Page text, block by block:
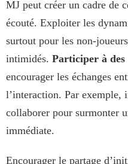
MJ peut créer un cadre de
écouté. Exploiter les
surtout pour les non-
intimidés. Participer à des
encourager les échanges
l’interaction. Par exemple,
collaborer pour surmonter
immédiate.
Encourager le partage